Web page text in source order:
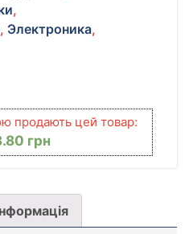
,
, Электроника,
продають цей товар:
грн